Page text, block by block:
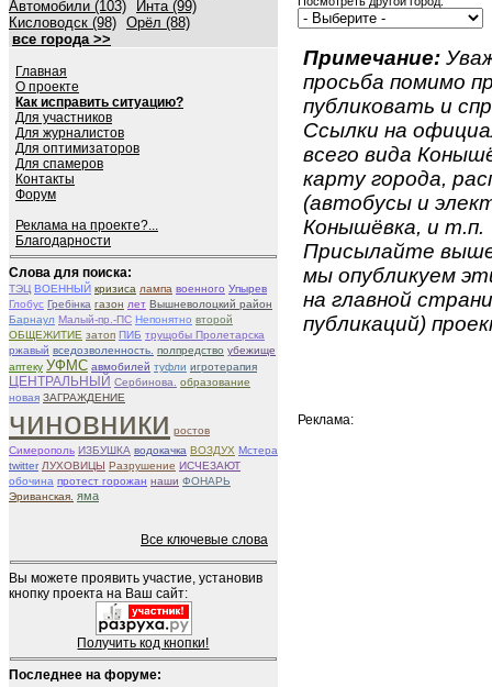
Автомобили (103)
Инта (99)
Кисловодск (98) Орёл (88)
все города >>
Главная
О проекте
Как исправить ситуацию?
Для участников
Для журналистов
Для оптимизаторов
Для спамеров
Контакты
Форум
Реклама на проекте?...
Благодарности
Слова для поиска:
ТЭЦ ВОЕННЫЙ кризиса лампа военного Упырев
Глобус Гребінка газон лет Вышневолоцкий район
Барнаул Малый-пр.-ПС Непонятно второй
ОБЩЕЖИТИЕ затоп ПИБ трущобы Пролетарска
ржавый вседозволенность. полпредство убежище
аптеку УФМС авмобилей туфли игротерапия
ЦЕНТРАЛЬНЫЙ Сербинова.
образование
новая ЗАГРАЖДЕНИЕ
чиновники ростов
Симерополь ИЗБУШКА водокачка ВОЗДУХ Мстера
twitter ЛУХОВИЦЫ Разрушение ИСЧЕЗАЮТ
обочина протест горожан наши ФОНАРЬ
Эриванская. яма
Все ключевые слова
Вы можете проявить участие, установив
кнопку проекта на Ваш сайт:
Получить код кнопки!
Последнее на форуме:
Примечание:
просьба помимо
публиковать и
Ссылки на
всего вида
карту города,
(автобусы и
Конышёвка, и т.п.
Присылайте
мы опубликуем
на главной
публикаций)
Реклама: